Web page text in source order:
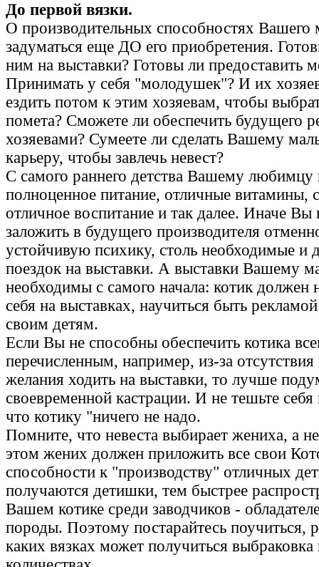
До первой вязки.
О производительных способностях Вашего
задуматься еще ДО его приобретения.
ним на выставки? Готовы ли предоставить
Принимать у себя "молодушек"? И их
ездить потом к этим хозяевам, чтобы
помета? Сможете ли обеспечить будущего
хозяевами? Сумеете ли сделать Вашему
карьеру, чтобы завлечь невест?
С самого раннего детства Вашему любимцу
полноценное питание, отличные витамины,
отличное воспитание и так далее. Иначе Вы
заложить в будущего производителя
устойчивую психику, столь необходимые и
поездок на выставки. А выставки Вашему
необходимы с самого начала: котик должен
себя на выставках, научиться быть
своим детям.
Если Вы не способны обеспечить котика
перечисленным, например, из-за
желания ходить на выставки, то лучше
своевременной кастрации. И не тешьте
что котику "ничего не надо.
Помните, что невеста выбирает жениха, а
этом жених должен приложить все свои
способности к "производству" отличных
получаются детишки, тем быстрее
Вашем котике среди заводчиков -
породы. Поэтому постарайтесь поучиться,
каких вязках может получиться выбраковка